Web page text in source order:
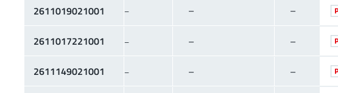
2611019021001 – – –
2611017221001 – – –
2611149021001 – – –